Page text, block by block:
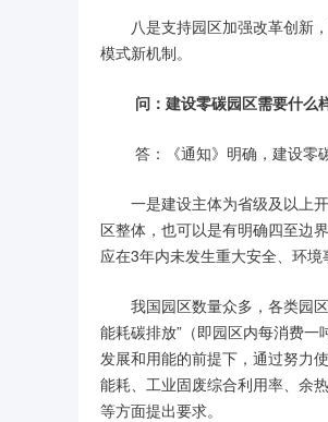
八是支持园区加强改革创新
模式新机制。
问：建设零碳园区需要什么
答：《通知》明确，建设零
一是建设主体为省级及以上
区整体，也可以是有明确四至边
应在3年内未发生重大安全、环境
我国园区数量众多，各类园
能耗碳排放”（即园区内每消费
发展和用能的前提下，通过努力
能耗、工业固废综合利用率、余
等方面提出要求。